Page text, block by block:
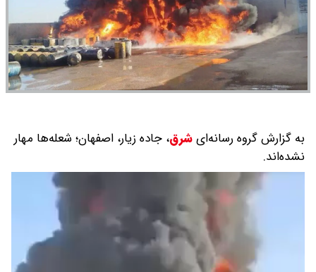
به گزارش گروه رسانه‌ایشرق، جاده زیار، اصفهان؛ شعله‌ها مهار
نشده‌اند.